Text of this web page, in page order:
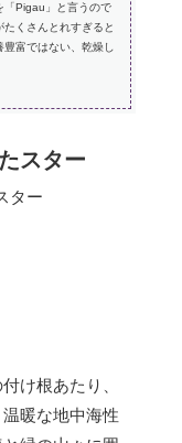
「Pigau」と言うので
くさんとれすぎると
富ではない、乾燥し
スター
け根あたり、
暖な地中海性